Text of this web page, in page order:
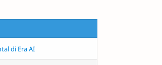
di Era AI